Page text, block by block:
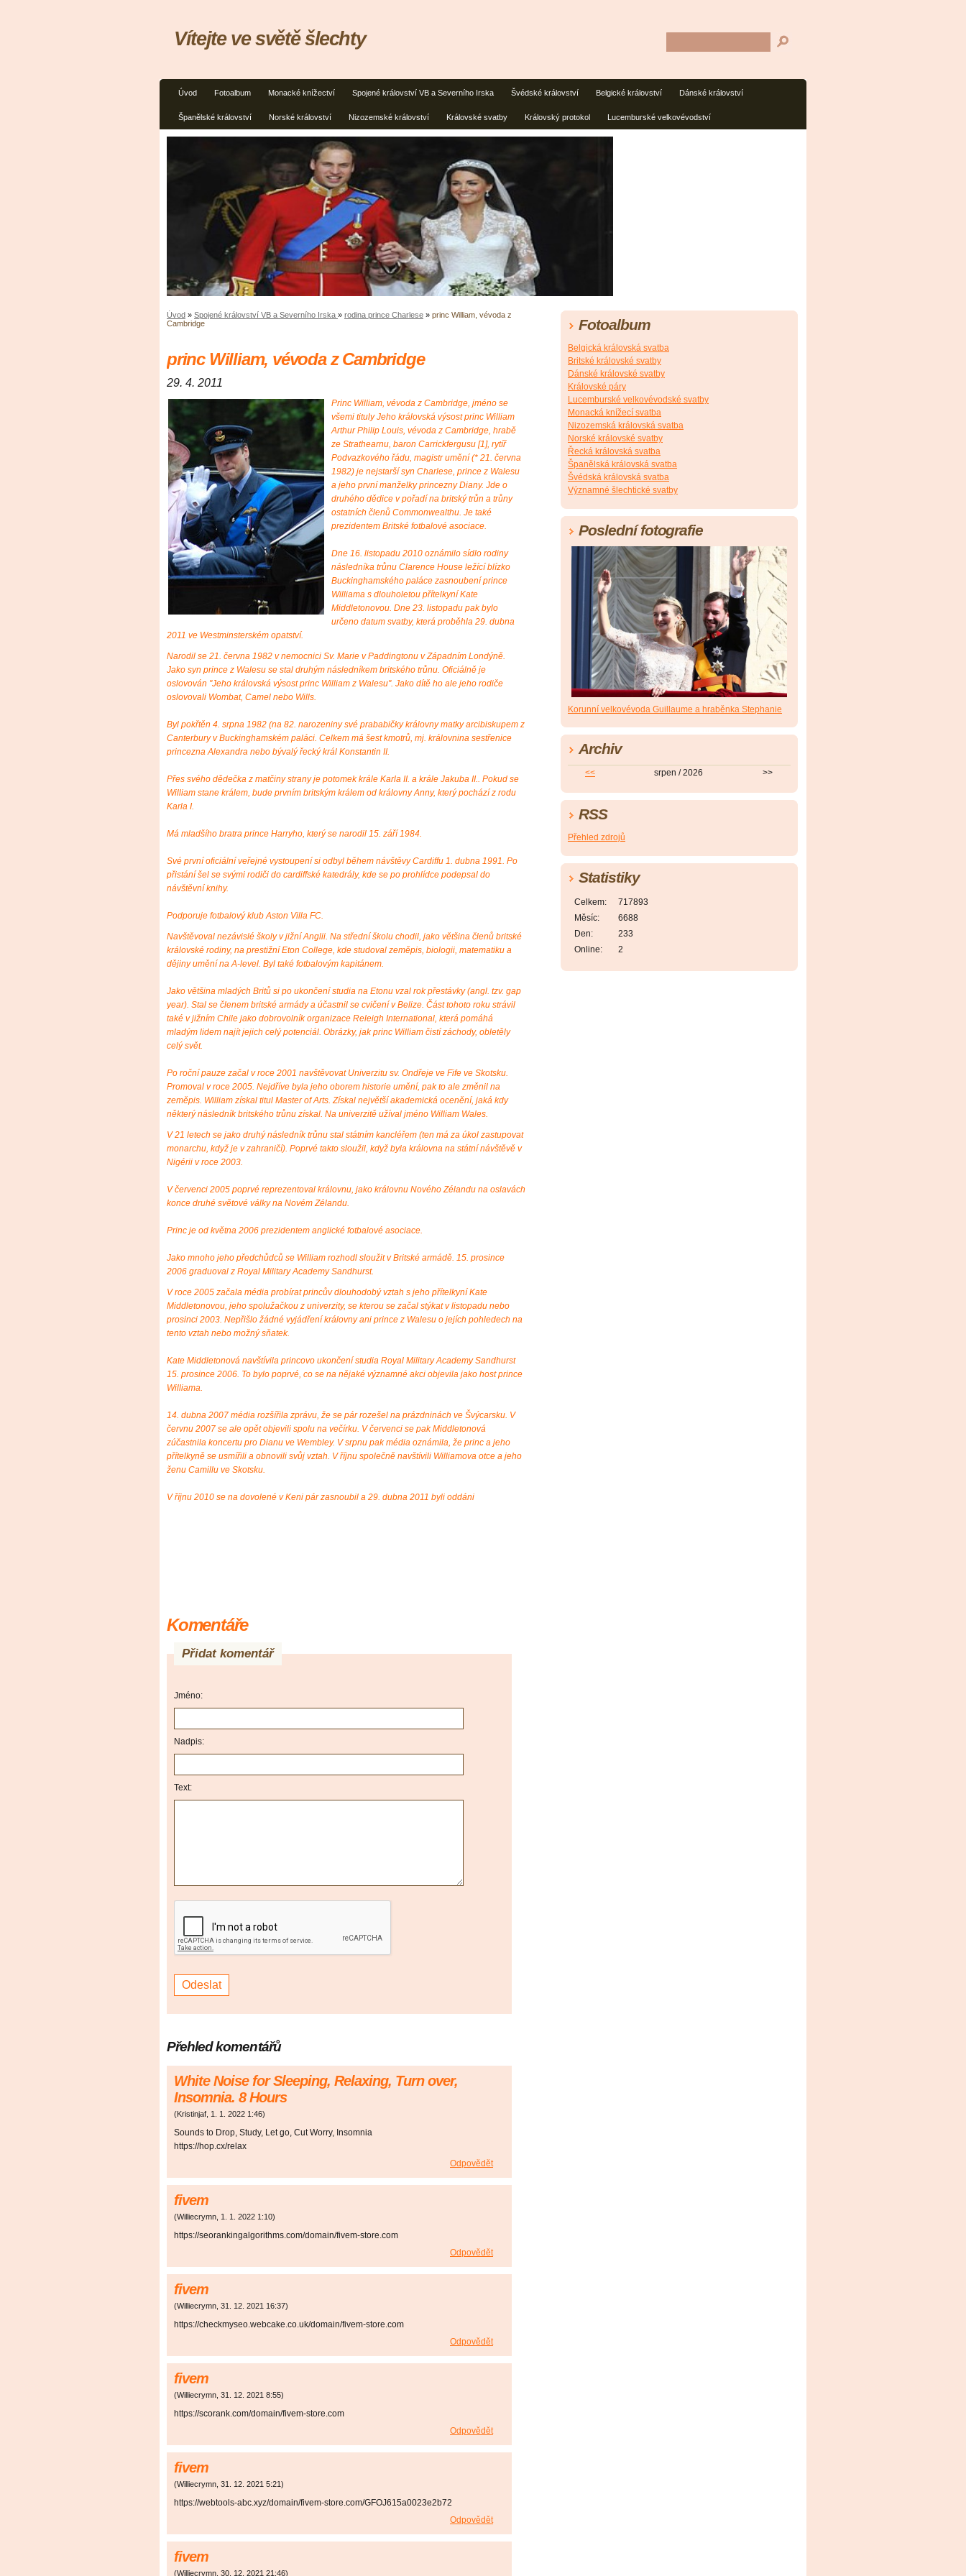
Úvod Fotoalbum Monacké knížectví Spojené království VB a Severního Irska Švédské království Belgické království Dánské království
Španělské království Norské království Nizozemské království Královské svatby Královský protokol Lucemburské velkovévodství
Vítejte ve světě šlechty
Úvod » Spojené království VB a Severního Irska » rodina prince Charlese » princ William, vévoda z
Cambridge
princ William, vévoda z Cambridge
29. 4. 2011
Princ William, vévoda z Cambridge, jméno se
všemi tituly Jeho královská výsost princ William
Arthur Philip Louis, vévoda z Cambridge, hrabě
ze Strathearnu, baron Carrickfergusu [1], rytíř
Podvazkového řádu, magistr umění (* 21. června
1982) je nejstarší syn Charlese, prince z Walesu
a jeho první manželky princezny Diany. Jde o
druhého dědice v pořadí na britský trůn a trůny
ostatních členů Commonwealthu. Je také
prezidentem Britské fotbalové asociace.
Dne 16. listopadu 2010 oznámilo sídlo rodiny
následníka trůnu Clarence House ležící blízko
Buckinghamského paláce zasnoubení prince
Williama s dlouholetou přítelkyní Kate
Middletonovou. Dne 23. listopadu pak bylo
určeno datum svatby, která proběhla 29. dubna
2011 ve Westminsterském opatství.
Narodil se 21. června 1982 v nemocnici Sv. Marie v Paddingtonu v Západním Londýně.
Jako syn prince z Walesu se stal druhým následníkem britského trůnu. Oficiálně je
oslovován "Jeho královská výsost princ William z Walesu". Jako dítě ho ale jeho rodiče
oslovovali Wombat, Camel nebo Wills.
Byl pokřtěn 4. srpna 1982 (na 82. narozeniny své prababičky královny matky arcibiskupem z
Canterbury v Buckinghamském paláci. Celkem má šest kmotrů, mj. královnina sestřenice
princezna Alexandra nebo bývalý řecký král Konstantin II.
Přes svého dědečka z matčiny strany je potomek krále Karla II. a krále Jakuba II.. Pokud se
William stane králem, bude prvním britským králem od královny Anny, který pochází z rodu
Karla I.
Má mladšího bratra prince Harryho, který se narodil 15. září 1984.
Své první oficiální veřejné vystoupení si odbyl během návštěvy Cardiffu 1. dubna 1991. Po
přistání šel se svými rodiči do cardiffské katedrály, kde se po prohlídce podepsal do
návštěvní knihy.
Podporuje fotbalový klub Aston Villa FC.
Navštěvoval nezávislé školy v jižní Anglii. Na střední školu chodil, jako většina členů britské
královské rodiny, na prestižní Eton College, kde studoval zeměpis, biologii, matematiku a
dějiny umění na A-level. Byl také fotbalovým kapitánem.
Jako většina mladých Britů si po ukončení studia na Etonu vzal rok přestávky (angl. tzv. gap
year). Stal se členem britské armády a účastnil se cvičení v Belize. Část tohoto roku strávil
také v jižním Chile jako dobrovolník organizace Releigh International, která pomáhá
mladým lidem najít jejich celý potenciál. Obrázky, jak princ William čistí záchody, obletěly
celý svět.
Po roční pauze začal v roce 2001 navštěvovat Univerzitu sv. Ondřeje ve Fife ve Skotsku.
Promoval v roce 2005. Nejdříve byla jeho oborem historie umění, pak to ale změnil na
zeměpis. William získal titul Master of Arts. Získal největší akademická ocenění, jaká kdy
některý následník britského trůnu získal. Na univerzitě užíval jméno William Wales.
V 21 letech se jako druhý následník trůnu stal státním kancléřem (ten má za úkol zastupovat
monarchu, když je v zahraničí). Poprvé takto sloužil, když byla královna na státní návštěvě v
Nigérii v roce 2003.
V červenci 2005 poprvé reprezentoval královnu, jako královnu Nového Zélandu na oslavách
konce druhé světové války na Novém Zélandu.
Princ je od května 2006 prezidentem anglické fotbalové asociace.
Jako mnoho jeho předchůdců se William rozhodl sloužit v Britské armádě. 15. prosince
2006 graduoval z Royal Military Academy Sandhurst.
V roce 2005 začala média probírat princův dlouhodobý vztah s jeho přítelkyní Kate
Middletonovou, jeho spolužačkou z univerzity, se kterou se začal stýkat v listopadu nebo
prosinci 2003. Nepřišlo žádné vyjádření královny ani prince z Walesu o jejích pohledech na
tento vztah nebo možný sňatek.
Kate Middletonová navštívila princovo ukončení studia Royal Military Academy Sandhurst
15. prosince 2006. To bylo poprvé, co se na nějaké významné akci objevila jako host prince
Williama.
14. dubna 2007 média rozšířila zprávu, že se pár rozešel na prázdninách ve Švýcarsku. V
červnu 2007 se ale opět objevili spolu na večírku. V červenci se pak Middletonová
zúčastnila koncertu pro Dianu ve Wembley. V srpnu pak média oznámila, že princ a jeho
přítelkyně se usmířili a obnovili svůj vztah. V říjnu společně navštívili Williamova otce a jeho
ženu Camillu ve Skotsku.
V říjnu 2010 se na dovolené v Keni pár zasnoubil a 29. dubna 2011 byli oddáni
Komentáře
Přidat komentář
Jméno:
Nadpis:
Text:
Přehled komentářů
White Noise for Sleeping, Relaxing, Turn over,
Insomnia. 8 Hours
(Kristinjaf 1. 1. 2022 1:46)
Sounds to Drop, Study, Let go, Cut Worry, Insomnia
https://hop.cx/relax
Odpovědět
fivem
(Williecrymn 1. 1. 2022 1:10)
https://seorankingalgorithms.com/domain/fivem-store.com
Odpovědět
fivem
(Williecrymn 31. 12. 2021 16:37)
https://checkmyseo.webcake.co.uk/domain/fivem-store.com
Odpovědět
fivem
(Williecrymn 31. 12. 2021 8:55)
https://scorank.com/domain/fivem-store.com
Odpovědět
fivem
(Williecrymn 31. 12. 2021 5:21)
https://webtools-abc.xyz/domain/fivem-store.com/GFOJ615a0023e2b72
Odpovědět
fivem
(Williecrymn 30. 12. 2021 21:46)
Fotoalbum
Belgická královská svatba
Britské královské svatby
Dánské královské svatby
Královské páry
Lucemburské velkovévodské svatby
Monacká knížecí svatba
Nizozemská královská svatba
Norské královské svatby
Řecká královská svatba
Španělská královská svatba
Švédská královská svatba
Významné šlechtické svatby
Poslední fotografie
Korunní velkovévoda Guillaume a hraběnka Stephanie
Archiv
<< srpen / 2026 >>
RSS
Přehled zdrojů
Statistiky
Online: 2
Celkem:
717893
Měsíc:
6688
Den:
233